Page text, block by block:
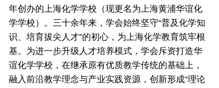
年创办的上海化学学校（现更名为上海黄浦华谊化
学学校）。三十余年来，学会始终坚守“普及化学知
识、培育拔尖人才”的初心，为上海化学教育筑牢根
基。为进一步升级人才培养模式，学会斥资打造华
谊化学学校，在继承原有优质教学传统的基础上，
融入前沿教学理念与产业实践资源，创新形成“理论